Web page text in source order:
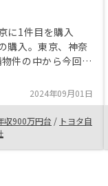
に1件目を購入
購入。東京、神奈
件の中から今回も
。気になった点はし
たので納得して購
出来ました。売値が
嬉しいです
2024年09月01日
収900万円台 / トヨタ自